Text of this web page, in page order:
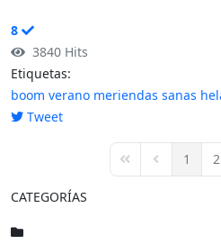
8
3840 Hits
Etiquetas:
boom verano meriendas sanas
Tweet
First PagePrevious
1 2
CATEGORÍAS